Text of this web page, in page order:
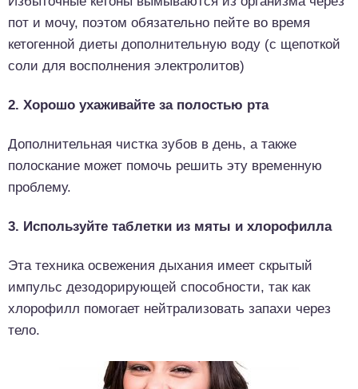
пот и мочу, поэтом обязательно пейте во время
кетогенной диеты дополнительную воду (с щепоткой
соли для восполнения электролитов)
2. Хорошо ухаживайте за полостью рта
Дополнительная чистка зубов в день, а также
полоскание может помочь решить эту временную
проблему.
3. Используйте таблетки из мяты и хлорофилла
Эта техника освежения дыхания имеет скрытый
импульс дезодорирующей способности, так как
хлорофилл помогает нейтрализовать запахи через
тело.